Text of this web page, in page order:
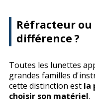
Réfracteur
différence ?
Toutes les lunettes
grandes familles
cette distinction est la
choisir son matériel.